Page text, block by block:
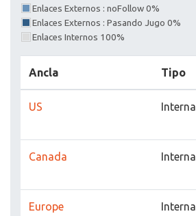
Enlaces Externos : noFollow 0%
Enlaces Externos : Pasando Jugo 0%
Enlaces Internos 100%
Ancla Tipo
US Interna
Canada Interna
Europe Interna